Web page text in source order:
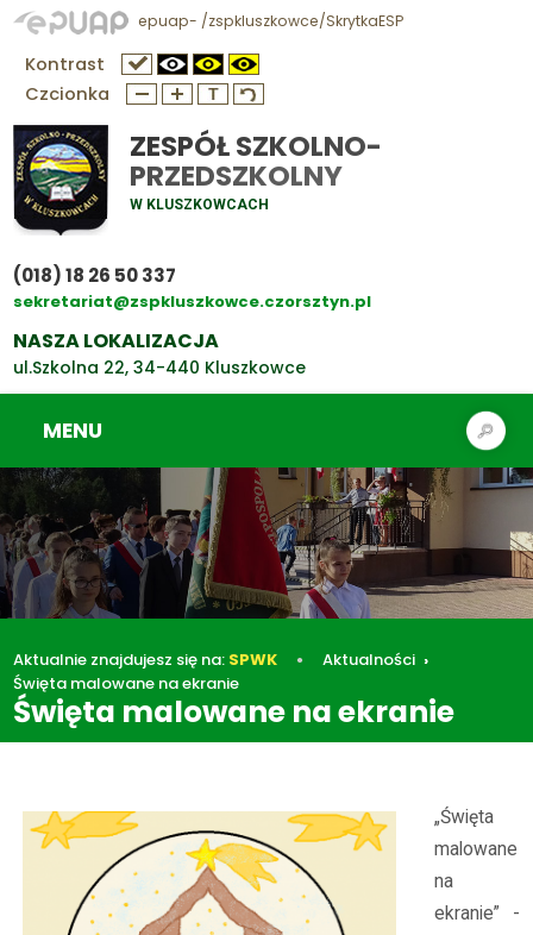
epuap- /zspkluszkowce/SkrytkaESP
Kontrast
Czcionka
ZESPÓŁ SZKOLNO-
PRZEDSZKOLNY
W KLUSZKOWCACH
(018) 18 26 50 337
sekretariat@zspkluszkowce.czorsztyn.pl
NASZA LOKALIZACJA
ul.Szkolna 22, 34-440 Kluszkowce
Aktualnie znajdujesz się na: SPWK
Aktualności
Święta malowane na ekranie
Święta malowane na ekranie
MENU
„Święta
malowane
na
ekranie” -